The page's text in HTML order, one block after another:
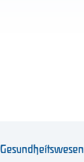
Gesundheitswesen